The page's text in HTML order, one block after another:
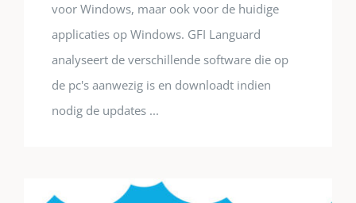
voor Windows, maar ook voor de huidige
applicaties op Windows. GFI Languard
analyseert de verschillende software die op
de pc's aanwezig is en downloadt indien
nodig de updates ...